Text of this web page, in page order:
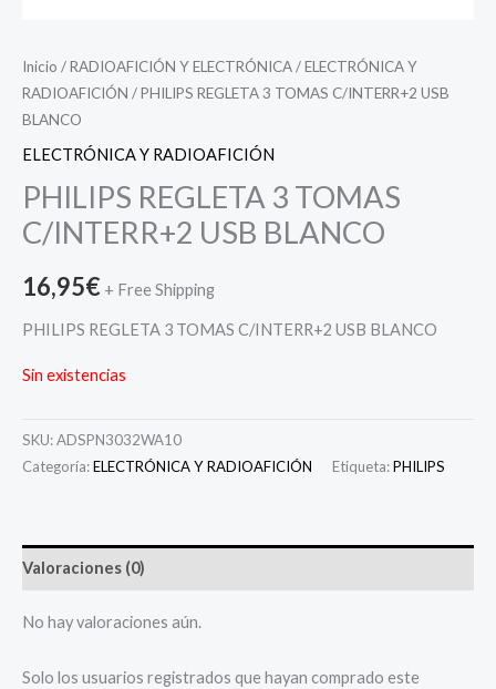
Inicio /RADIOAFICIÓN Y ELECTRÓNICA/ELECTRÓNICA Y
RADIOAFICIÓN / PHILIPS REGLETA 3 TOMAS C/INTERR+2 USB
BLANCO
ELECTRÓNICA Y RADIOAFICIÓN
PHILIPS REGLETA 3 TOMAS
C/INTERR+2 USB BLANCO
16,95€ + Free Shipping
PHILIPS REGLETA 3 TOMAS C/INTERR+2 USB BLANCO
Sin existencias
SKU:ADSPN3032WA10
Categoría:ELECTRÓNICA Y RADIOAFICIÓN Etiqueta:PHILIPS
Valoraciones (0)
No hay valoraciones aún.
Solo los usuarios registrados que hayan comprado este